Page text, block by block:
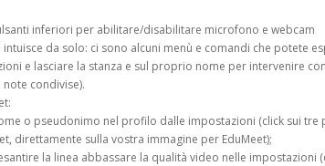
inferiori per abilitare/disabilitare microfono e webcam
da solo: ci sono alcuni menù e comandi che potete
e lasciare la stanza e sul proprio nome per intervenire
condivise).
o pseudonimo nel profilo dalle impostazioni (click sui tre
direttamente sulla vostra immagine per EduMeet);
la linea abbassare la qualità video nelle impostazioni